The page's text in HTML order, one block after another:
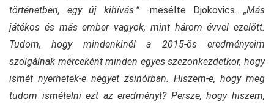
történetben, egy új kihívás.”-mesélte Djokovics. „Más
játékos és más ember vagyok, mint három évvel ezelőtt.
Tudom, hogy mindenkinél a 2015-ös eredményeim
szolgálnak mérceként minden egyes szezonkezdetkor, hogy
ismét nyerhetek-e négyet zsinórban. Hiszem-e, hogy meg
tudom ismételni ezt az eredményt? Persze, hogy hiszem,